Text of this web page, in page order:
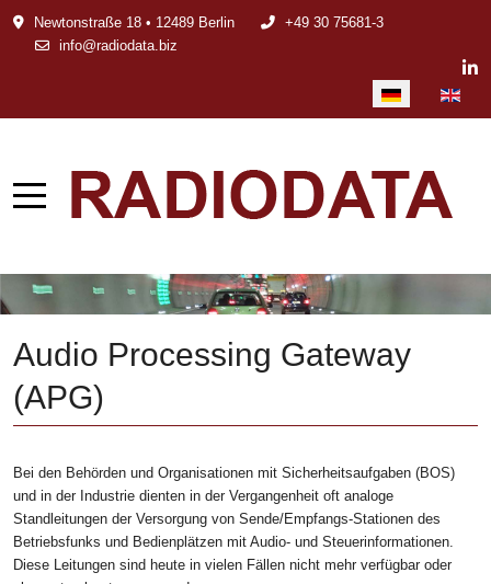
Newtonstraße 18 • 12489 Berlin
+49 30 75681-3
info@radiodata.biz
Sprache auswählen
Audio Processing Gateway
(APG)
Bei den Behörden und Organisationen mit Sicherheitsaufgaben (BOS)
und in der Industrie dienten in der Vergangenheit oft analoge
Standleitungen der Versorgung von Sende/Empfangs-Stationen des
Betriebsfunks und Bedienplätzen mit Audio- und Steuerinformationen.
Diese Leitungen sind heute in vielen Fällen nicht mehr verfügbar oder